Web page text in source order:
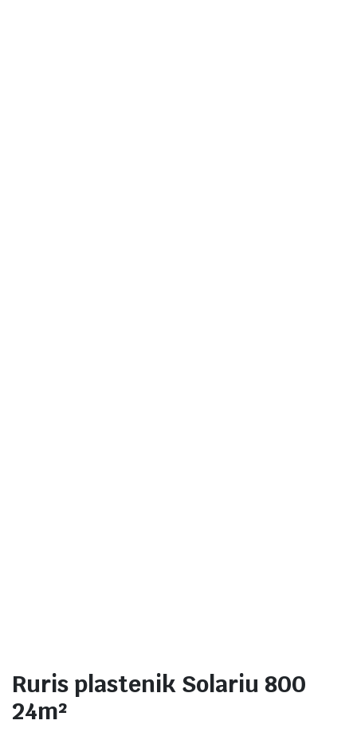
Ruris plastenik Solariu 800
24m²